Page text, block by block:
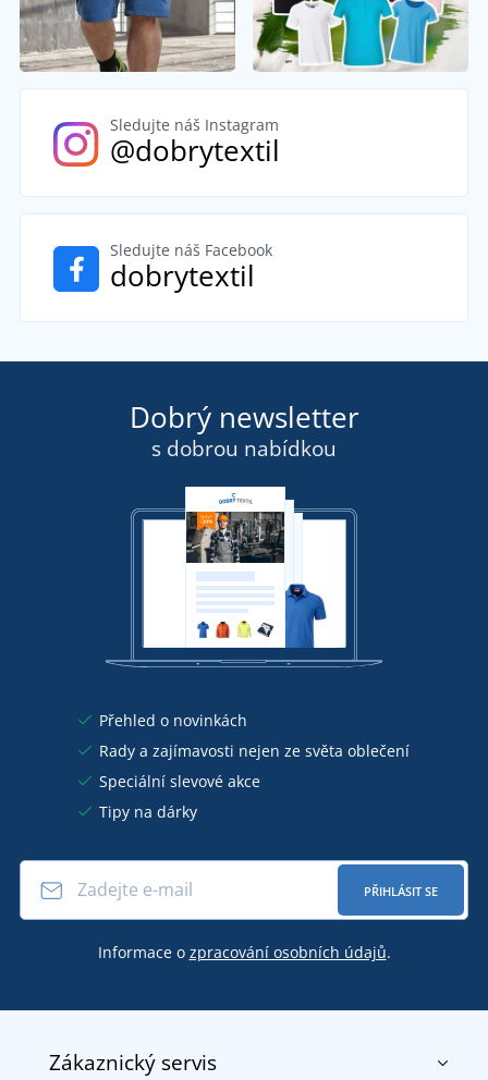
Sledujte náš Instagram
@dobrytextil
Sledujte náš Facebook
dobrytextil
Dobrý newsletter
s dobrou nabídkou
Přehled o novinkách
Rady a zajímavosti nejen ze světa oblečení
Speciální slevové akce
Tipy na dárky
PŘIHLÁSIT SE
Informace o zpracování osobních údajů.
Zákaznický servis